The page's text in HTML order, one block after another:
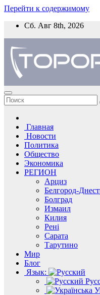
Перейти к содержимому
Сб. Авг 8th, 2026
Главная
Новости
Политика
Общество
Экономика
РЕГИОН
Арциз
Белгород-
Болград
Измаил
Килия
Рені
Сарата
Тарутино
Мир
Блог
Язык: